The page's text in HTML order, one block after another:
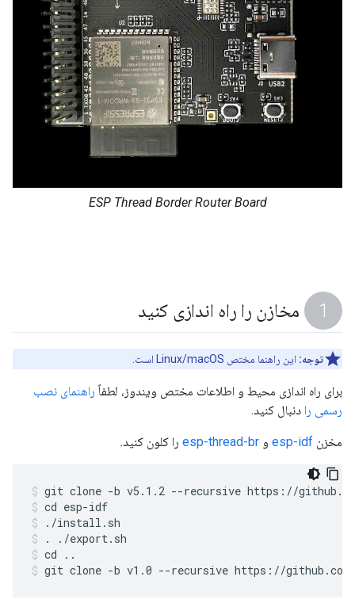
ESP Thread Border Router Board
مخازن را راه اندازی کنید
توجه: این راهنما مختص Linux/macOS است.
برای راه اندازی محیط و اطلاعات مختص ویندوز، لطفاً راهنمای نصب
رسمی را دنبال کنید.
مخزن esp-idf و esp-thread-br را کلون کنید.
git clone -b v5.1.2 --recursive https://
cd esp-idf
./install.sh
. ./export.sh
cd ..
git clone -b v1.0 --recursive https://